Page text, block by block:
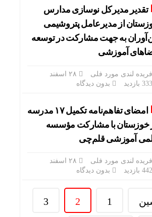
تقدیر مدیرکل نوسازی مدارس
از مدیرعامل پتروشیمی
به جهت مشارکت در توسعه
آموزشی
فریده لندی مورد فلی
بدون دیدگاه
امضای تفاهم‌نامه تکمیل ۱۷ مدرسه
خوزستان با مشارکت مؤسسه
آموزشی قلم‌چی
فریده لندی مورد فلی
بدون دیدگاه
1
2
3